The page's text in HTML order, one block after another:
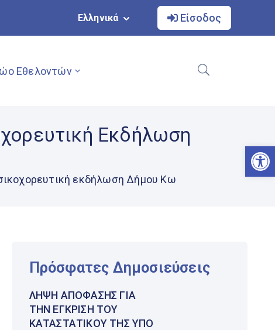
Ελληνικά Είσοδος
Εθελοντών
Εκδήλωση
εκδήλωση Δήμου Κω
Πρόσφατες Δημοσιεύσεις
ΛΉΨΗ ΑΠΌΦΑΣΗΣ ΓΙΑ
ΤΗΝ ΈΓΚΡΙΣΗ ΤΟΥ
ΚΑΤΑΣΤΑΤΙΚΟΎ ΤΗΣ ΥΠΌ